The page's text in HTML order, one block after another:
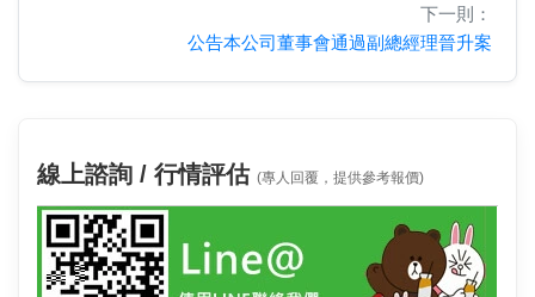
下一則：
公告本公司董事會通過副總經理晉升案
線上諮詢 / 行情評估 (專人回覆，提供參考報價)